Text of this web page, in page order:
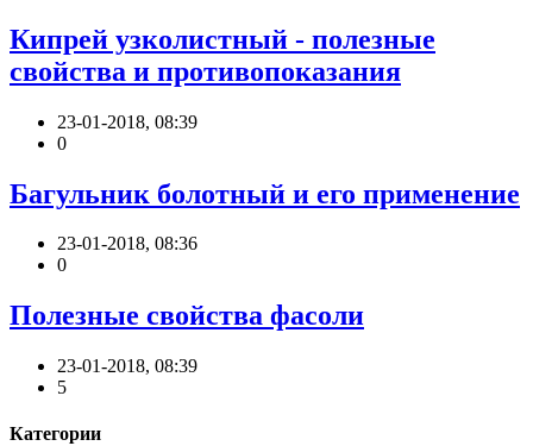
Кипрей узколистный - полезные
свойства и противопоказания
23-01-2018, 08:39
0
Багульник болотный и его применение
23-01-2018, 08:36
0
Полезные свойства фасоли
23-01-2018, 08:39
5
Категории